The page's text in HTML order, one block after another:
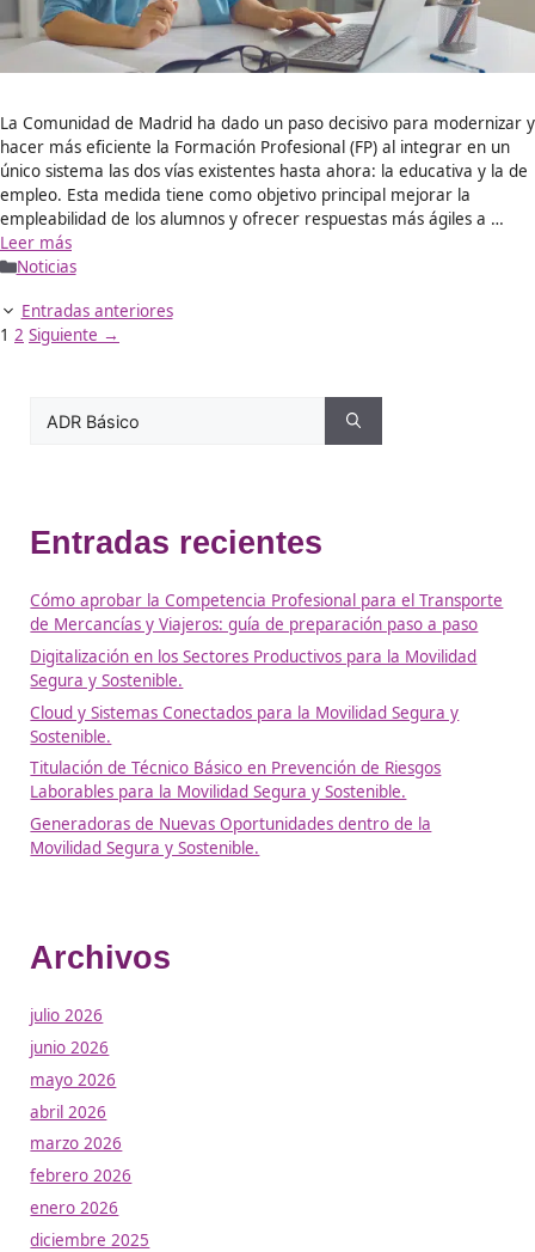
actualizaciones normativas de la Dirección General de
tienen un impacto directo en la seguridad vial y en la
los conductores. Desde el pasado 1 de julio está en vigor
Noticias
España necesita más
examinadores de tráfico:
acceder al puesto y qué
condiciones ofrece
5/08/2025 por
España se enfrenta a un problema creciente en el ámbito
movilidad: la escasez de examinadores de tráfico. Aunque
Dirección General de Tráfico (DGT) asegura que la
cubierta al 98%, la realidad es que ese porcentaje se
Noticias
La nueva FP: Grados C, B y
como base de una
clave para una sociedad más
preparada, segura y
27/05/2025 por